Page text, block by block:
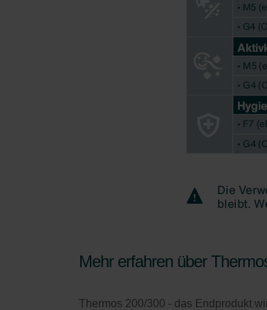
Zehnder Group
Zehnder Group
Zehnder Group
Zehnder Polska
Zehnder Group UK
Zehnder Group
Mehr erfahren über
Thermos 200/300 - das Endprodukt